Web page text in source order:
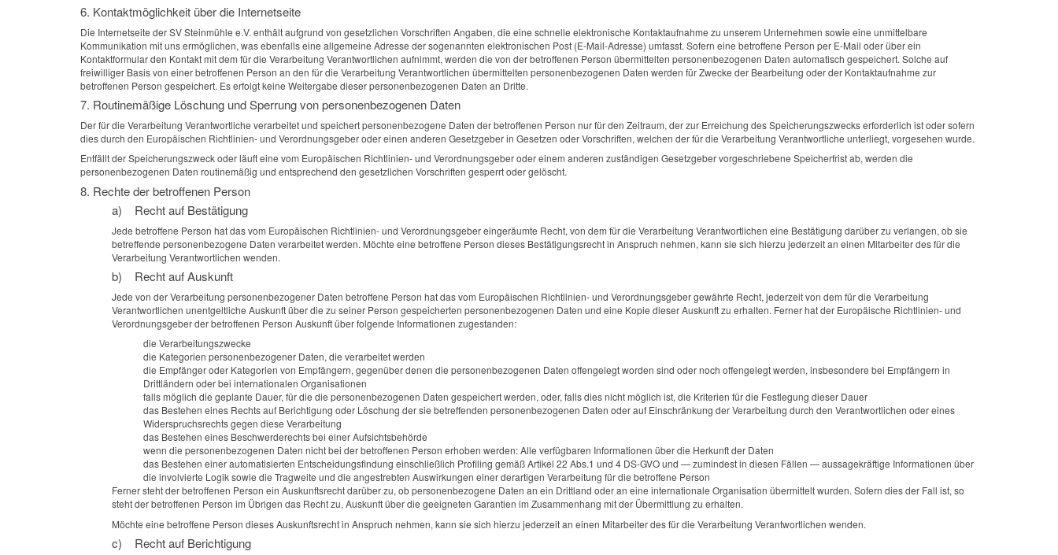
6. Kontaktmöglichkeit über die Internetseite
Die Internetseite der SV Steinmühle e.V. enthält aufgrund von gesetzlichen Vorschriften Angaben, die eine schnelle elektronische Kontaktaufnahme zu unserem Unternehmen sowie eine unmittelbare
Kommunikation mit uns ermöglichen, was ebenfalls eine allgemeine Adresse der sogenannten elektronischen Post (E-Mail-Adresse) umfasst. Sofern eine betroffene Person per E-Mail oder über ein
Kontaktformular den Kontakt mit dem für die Verarbeitung Verantwortlichen aufnimmt, werden die von der betroffenen Person übermittelten personenbezogenen Daten automatisch gespeichert. Solche auf
freiwilliger Basis von einer betroffenen Person an den für die Verarbeitung Verantwortlichen übermittelten personenbezogenen Daten werden für Zwecke der Bearbeitung oder der Kontaktaufnahme zur
betroffenen Person gespeichert. Es erfolgt keine Weitergabe dieser personenbezogenen Daten an Dritte.
7. Routinemäßige Löschung und Sperrung von personenbezogenen Daten
Der für die Verarbeitung Verantwortliche verarbeitet und speichert personenbezogene Daten der betroffenen Person nur für den Zeitraum, der zur Erreichung des Speicherungszwecks erforderlich ist oder sofern
dies durch den Europäischen Richtlinien- und Verordnungsgeber oder einen anderen Gesetzgeber in Gesetzen oder Vorschriften, welchen der für die Verarbeitung Verantwortliche unterliegt, vorgesehen wurde.
Entfällt der Speicherungszweck oder läuft eine vom Europäischen Richtlinien- und Verordnungsgeber oder einem anderen zuständigen Gesetzgeber vorgeschriebene Speicherfrist ab, werden die
personenbezogenen Daten routinemäßig und entsprechend den gesetzlichen Vorschriften gesperrt oder gelöscht.
8. Rechte der betroffenen Person
a) Recht auf Bestätigung
Jede betroffene Person hat das vom Europäischen Richtlinien- und Verordnungsgeber eingeräumte Recht, von dem für die Verarbeitung Verantwortlichen eine Bestätigung darüber zu verlangen, ob sie
betreffende personenbezogene Daten verarbeitet werden. Möchte eine betroffene Person dieses Bestätigungsrecht in Anspruch nehmen, kann sie sich hierzu jederzeit an einen Mitarbeiter des für die
Verarbeitung Verantwortlichen wenden.
b) Recht auf Auskunft
Jede von der Verarbeitung personenbezogener Daten betroffene Person hat das vom Europäischen Richtlinien- und Verordnungsgeber gewährte Recht, jederzeit von dem für die Verarbeitung
Verantwortlichen unentgeltliche Auskunft über die zu seiner Person gespeicherten personenbezogenen Daten und eine Kopie dieser Auskunft zu erhalten. Ferner hat der Europäische Richtlinien- und
Verordnungsgeber der betroffenen Person Auskunft über folgende Informationen zugestanden:
die Verarbeitungszwecke
die Kategorien personenbezogener Daten, die verarbeitet werden
die Empfänger oder Kategorien von Empfängern, gegenüber denen die personenbezogenen Daten offengelegt worden sind oder noch offengelegt werden, insbesondere bei Empfängern in
Drittländern oder bei internationalen Organisationen
falls möglich die geplante Dauer, für die die personenbezogenen Daten gespeichert werden, oder, falls dies nicht möglich ist, die Kriterien für die Festlegung dieser Dauer
das Bestehen eines Rechts auf Berichtigung oder Löschung der sie betreffenden personenbezogenen Daten oder auf Einschränkung der Verarbeitung durch den Verantwortlichen oder eines
Widerspruchsrechts gegen diese Verarbeitung
das Bestehen eines Beschwerderechts bei einer Aufsichtsbehörde
wenn die personenbezogenen Daten nicht bei der betroffenen Person erhoben werden: Alle verfügbaren Informationen über die Herkunft der Daten
das Bestehen einer automatisierten Entscheidungsfindung einschließlich Profiling gemäß Artikel 22 Abs.1 und 4 DS-GVO und — zumindest in diesen Fällen — aussagekräftige Informationen über
die involvierte Logik sowie die Tragweite und die angestrebten Auswirkungen einer derartigen Verarbeitung für die betroffene Person
Ferner steht der betroffenen Person ein Auskunftsrecht darüber zu, ob personenbezogene Daten an ein Drittland oder an eine internationale Organisation übermittelt wurden. Sofern dies der Fall ist, so
steht der betroffenen Person im Übrigen das Recht zu, Auskunft über die geeigneten Garantien im Zusammenhang mit der Übermittlung zu erhalten.
Möchte eine betroffene Person dieses Auskunftsrecht in Anspruch nehmen, kann sie sich hierzu jederzeit an einen Mitarbeiter des für die Verarbeitung Verantwortlichen wenden.
c) Recht auf Berichtigung